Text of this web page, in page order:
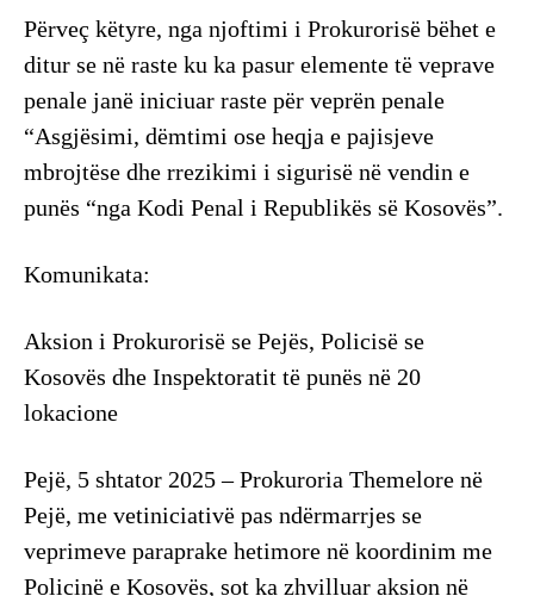
Përveç këtyre, nga njoftimi i Prokurorisë bëhet e
ditur se në raste ku ka pasur elemente të veprave
penale janë iniciuar raste për veprën penale
“Asgjësimi, dëmtimi ose heqja e pajisjeve
mbrojtëse dhe rrezikimi i sigurisë në vendin e
punës “nga Kodi Penal i Republikës së Kosovës”.
Komunikata:
Aksion i Prokurorisë se Pejës, Policisë se
Kosovës dhe Inspektoratit të punës në 20
lokacione
Pejë, 5 shtator 2025 – Prokuroria Themelore në
Pejë, me vetiniciativë pas ndërmarrjes se
veprimeve paraprake hetimore në koordinim me
Policinë e Kosovës, sot ka zhvilluar aksion në